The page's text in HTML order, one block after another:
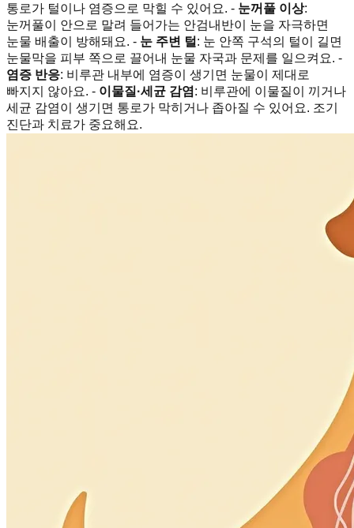
통로가 털이나 염증으로 막힐 수 있어요. - 눈꺼풀 이상:
눈꺼풀이 안으로 말려 들어가는 안검내반이 눈을 자극하면
눈물 배출이 방해돼요. - 눈 주변 털: 눈 안쪽 구석의 털이 길면
눈물막을 피부 쪽으로 끌어내 눈물 자국과 문제를 일으켜요. -
염증 반응: 비루관 내부에 염증이 생기면 눈물이 제대로
빠지지 않아요. - 이물질·세균 감염: 비루관에 이물질이 끼거나
세균 감염이 생기면 통로가 막히거나 좁아질 수 있어요. 조기
진단과 치료가 중요해요.